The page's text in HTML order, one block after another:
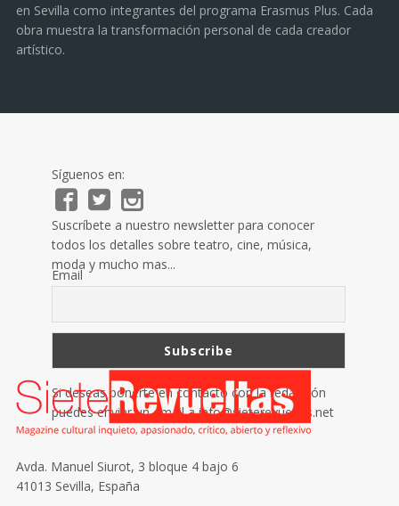
en Sevilla como integrantes del programa Erasmus Plus. Cada
obra muestra la transformación personal de cada creador
artístico.
Síguenos en:
Suscríbete a nuestro newsletter para conocer
todos los detalles sobre teatro, cine, música,
moda y mucho mas...
Email
Si deseas ponerte en contacto con la redacción
puedes enviar un email ainfo@sieterevueltas.net
Avda. Manuel Siurot, 3 bloque 4 bajo 6
41013 Sevilla, España